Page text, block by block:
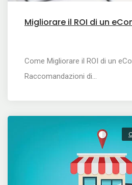
Migliorare il ROI di un
Come Migliorare il ROI di un
Raccomandazioni di…